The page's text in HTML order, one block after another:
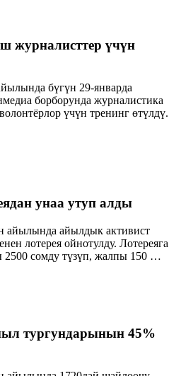
журналисттер үчүн
бүгүн 29-январда
борборунда журналистика
үчүн тренинг өтүлдү.
унаа утуп алды
айылында айылдык активист
лотерея ойнотулду. Лотереяга
2500 сомду түзүп, жалпы 150 …
тургундарынын 45%